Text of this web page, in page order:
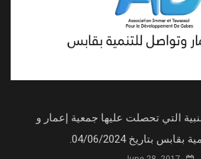
التي تحصلت عليها جمعية إعمار و
بتاريخ 04/06/2024.